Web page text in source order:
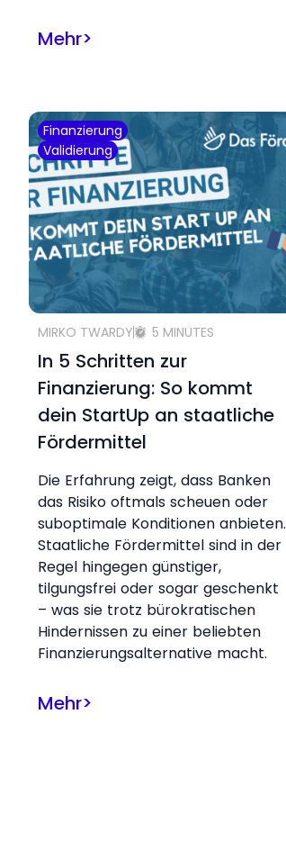
Mehr>
Finanzierung
Validierung
MIRKO TWARDY 5 MINUTES
In 5 Schritten zur
Finanzierung: So kommt
dein StartUp an staatliche
Fördermittel
Die Erfahrung zeigt, dass Banken
das Risiko oftmals scheuen oder
suboptimale Konditionen anbieten.
Staatliche Fördermittel sind in der
Regel hingegen günstiger,
tilgungsfrei oder sogar geschenkt
– was sie trotz bürokratischen
Hindernissen zu einer beliebten
Finanzierungsalternative macht.
Mehr>